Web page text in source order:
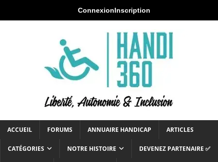
ConnexionInscription
ACCUEIL FORUMS ANNUAIRE HANDICAP ARTICLES
CATÉGORIES NOTRE HISTOIRE DEVENEZ PARTENAIRE ✅